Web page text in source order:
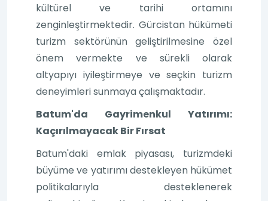
kültürel ve tarihi ortamını
zenginleştirmektedir. Gürcistan hükümeti
turizm sektörünün geliştirilmesine özel
önem vermekte ve sürekli olarak
altyapıyı iyileştirmeye ve seçkin turizm
deneyimleri sunmaya çalışmaktadır.
Batum'da Gayrimenkul Yatırımı:
Kaçırılmayacak Bir Fırsat
Batum'daki emlak piyasası, turizmdeki
büyüme ve yatırımı destekleyen hükümet
politikalarıyla desteklenerek